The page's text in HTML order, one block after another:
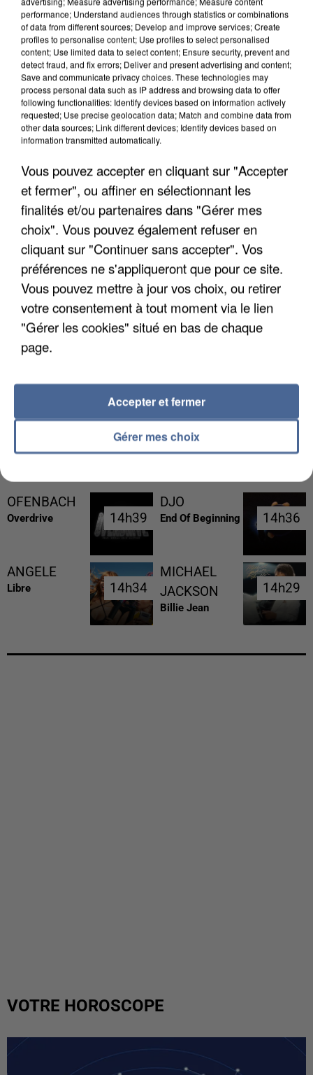
LES DONNÉES DE 300 000 CLIENTS DÉROBÉES À
INTERMARCHÉ APRÈS UNE...
LES FRANÇAIS, FANS DE LA FLEMME
RÉCEMMENT DIFFUSÉ
OFENBACH
Overdrive 14h39
14h39
DJO
End Of Beginning 14h36
14h36
ANGELE
Libre 14h34
14h34
MICHAEL
JACKSON
Billie Jean
14h29
14h29
VOTRE HOROSCOPE
performance; Understand audiences through statistics or combinations
of data from different sources; Develop and improve services; Create
profiles to personalise content; Use profiles to select personalised
content; Use limited data to select content; Ensure security, prevent and
detect fraud, and fix errors; Deliver and present advertising and content;
Save and communicate privacy choices. These technologies may
process personal data such as IP address and browsing data to offer
following functionalities: Identify devices based on information actively
requested; Use precise geolocation data; Match and combine data from
other data sources; Link different devices; Identify devices based on
information transmitted automatically.
Vous pouvez accepter en cliquant sur "Accepter
et fermer", ou affiner en sélectionnant les
finalités et/ou partenaires dans "Gérer mes
choix". Vous pouvez également refuser en
cliquant sur "Continuer sans accepter". Vos
préférences ne s'appliqueront que pour ce site.
Vous pouvez mettre à jour vos choix, ou retirer
votre consentement à tout moment via le lien
"Gérer les cookies" situé en bas de chaque
page.
Gérer mes choix
Accepter et fermer